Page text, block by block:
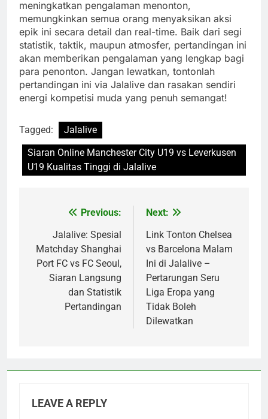
meningkatkan pengalaman menonton,
memungkinkan semua orang menyaksikan aksi
epik ini secara detail dan real-time. Baik dari segi
statistik, taktik, maupun atmosfer, pertandingan ini
akan memberikan pengalaman yang lengkap bagi
para penonton. Jangan lewatkan, tontonlah
pertandingan ini via Jalalive dan rasakan sendiri
energi kompetisi muda yang penuh semangat!
Tagged:
Jalalive
Siaran Online Manchester City U19 vs Leverkusen
U19 Kualitas Tinggi di Jalalive
navigation
Previous:
Jalalive: Spesial
Matchday Shanghai
Port FC vs FC Seoul,
Siaran Langsung
dan Statistik
Pertandingan
Next:
Link Tonton Chelsea
vs Barcelona Malam
Ini di Jalalive –
Pertarungan Seru
Liga Eropa yang
Tidak Boleh
Dilewatkan
LEAVE A REPLY